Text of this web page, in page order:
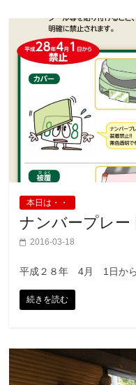
本日は・・
ナンバープレ
2016-03-18
平成２８年 4月 1日から
続きを読む